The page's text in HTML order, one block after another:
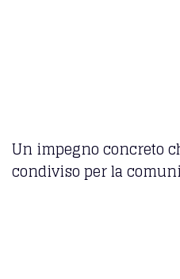
Un impegno concreto
condiviso per la